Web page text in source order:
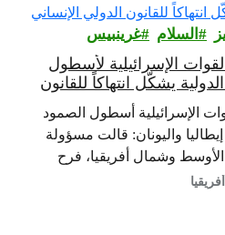
السلام غرينبيس‎
الإسرائيلية لأسطول
يشكّل انتهاكاً للقانون
الإسرائيلية أسطول الصمود
واليونان: قالت مسؤولة
وشمال أفريقيا، فرح